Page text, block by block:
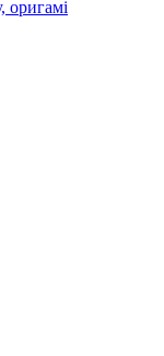
оригамі